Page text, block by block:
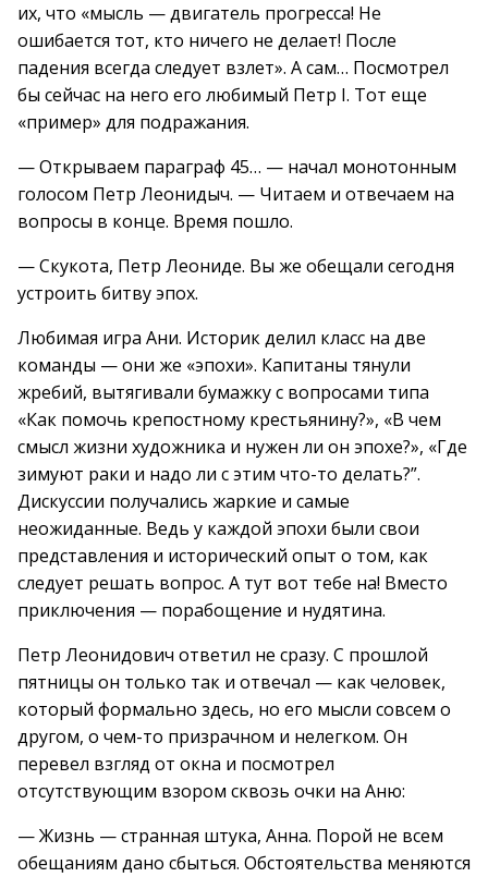
их, что «мысль — двигатель прогресса! Не
ошибается тот, кто ничего не делает! После
падения всегда следует взлет». А сам… Посмотрел
бы сейчас на него его любимый Петр I. Тот еще
«пример» для подражания.
— Открываем параграф 45… — начал монотонным
голосом Петр Леонидыч. — Читаем и отвечаем на
вопросы в конце. Время пошло.
— Скукота, Петр Леониде. Вы же обещали сегодня
устроить битву эпох.
Любимая игра Ани. Историк делил класс на две
команды — они же «эпохи». Капитаны тянули
жребий, вытягивали бумажку с вопросами типа
«Как помочь крепостному крестьянину?», «В чем
смысл жизни художника и нужен ли он эпохе?», «Где
зимуют раки и надо ли с этим что-то делать?”.
Дискуссии получались жаркие и самые
неожиданные. Ведь у каждой эпохи были свои
представления и исторический опыт о том, как
следует решать вопрос. А тут вот тебе на! Вместо
приключения — порабощение и нудятина.
Петр Леонидович ответил не сразу. С прошлой
пятницы он только так и отвечал — как человек,
который формально здесь, но его мысли совсем о
другом, о чем-то призрачном и нелегком. Он
перевел взгляд от окна и посмотрел
отсутствующим взором сквозь очки на Аню:
— Жизнь — странная штука, Анна. Порой не всем
обещаниям дано сбыться. Обстоятельства меняются